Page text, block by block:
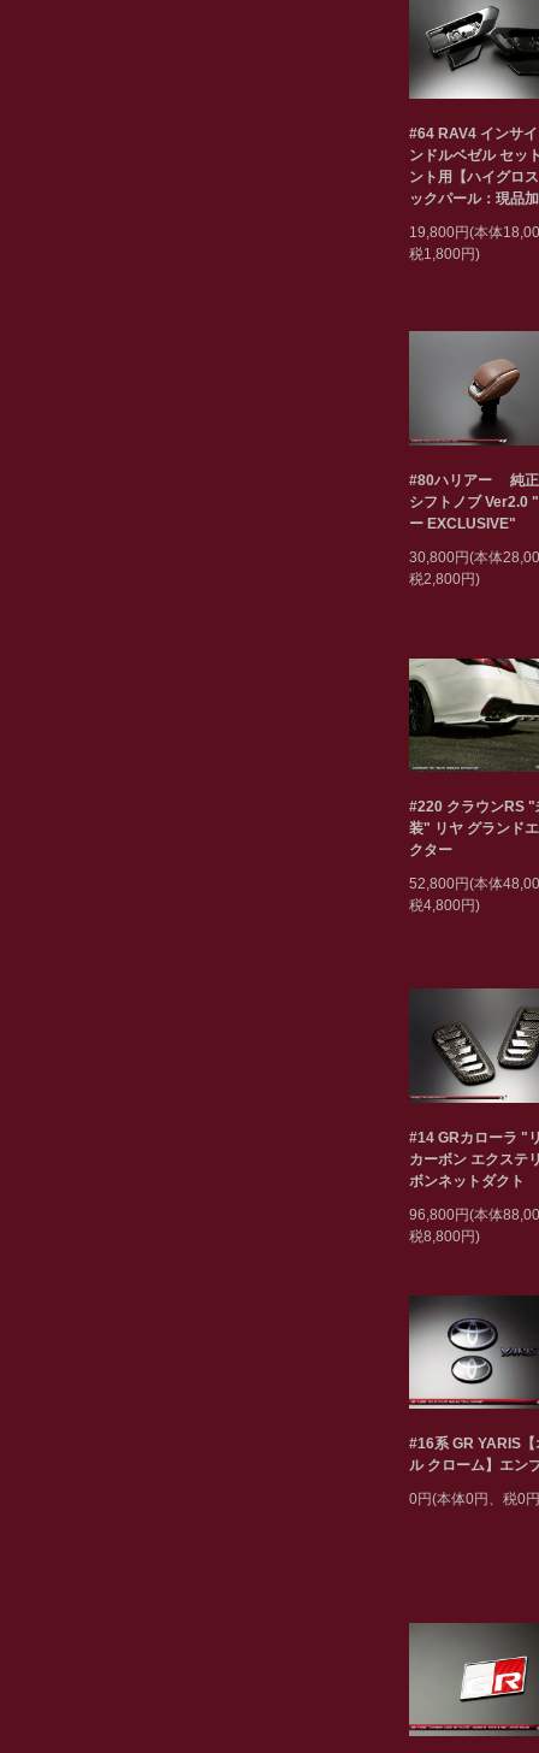
#64 RAV4 インサ
ンドルベゼル セッ
ント用【ハイグロ
ックパール：現品
19,800円(本体
税1,800円)
#80ハリアー 純正
シフトノブ Ver2.0
ー EXCLUSIVE"
30,800円(本体
税2,800円)
#220 クラウンRS "
装" リヤ グランド
クター
52,800円(本体
税4,800円)
#14 GRカローラ "
カーボン エクステ
ボンネットダクト
96,800円(本体
税8,800円)
#16系 GR YARIS【
ル クローム】エン
0円(本体0円、税0